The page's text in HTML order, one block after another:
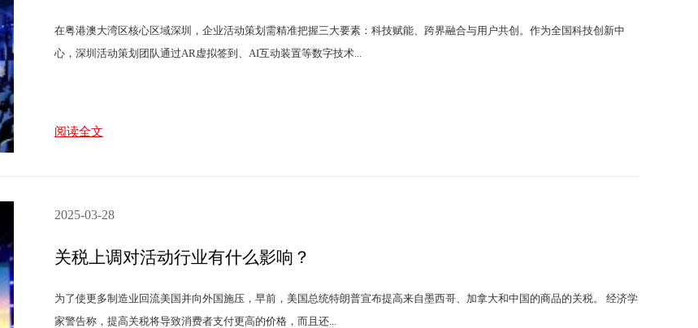
在粤港澳大湾区核心区域深圳，企业活动策划需精准把握三大要素：科技赋能、跨界融合与用户共创。作为全国科技创新中
心，深圳活动策划团队通过AR虚拟签到、AI互动装置等数字技术...
阅读全文
2025-03-28
关税上调对活动行业有什么影响？
为了使更多制造业回流美国并向外国施压，早前，美国总统特朗普宣布提高来自墨西哥、加拿大和中国的商品的关税。 经济学
家警告称，提高关税将导致消费者支付更高的价格，而且还...